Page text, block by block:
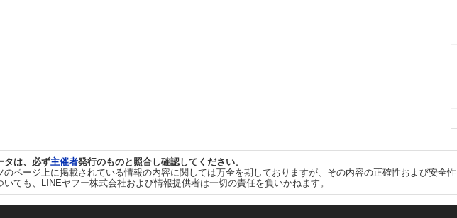
タは、必ず主催者発行のものと照合し確認してください。
のページ上に掲載されている情報の内容に関しては万全を期しておりますが、その内容の正確性および安全
ても、LINEヤフー株式会社および情報提供者は一切の責任を負いかねます。